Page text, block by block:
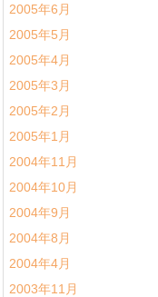
2005年6月
2005年5月
2005年4月
2005年3月
2005年2月
2005年1月
2004年11月
2004年10月
2004年9月
2004年8月
2004年4月
2003年11月